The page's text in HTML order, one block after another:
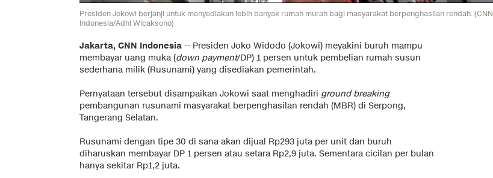
Presiden Jokowi berjanji untuk menyediakan lebih banyak rumah murah bagi masyarakat berpenghasilan rendah. (CNN
Indonesia/Adhi Wicaksono)
Jakarta, CNN Indonesia -- Presiden Joko Widodo (Jokowi) meyakini buruh mampu
membayar uang muka (down payment/DP) 1 persen untuk pembelian rumah susun
sederhana milik (Rusunami) yang disediakan pemerintah.
Pernyataan tersebut disampaikan Jokowi saat menghadiri ground breaking
pembangunan rusunami masyarakat berpenghasilan rendah (MBR) di Serpong,
Tangerang Selatan.
Rusunami dengan tipe 30 di sana akan dijual Rp293 juta per unit dan buruh
diharuskan membayar DP 1 persen atau setara Rp2,9 juta. Sementara cicilan per bulan
hanya sekitar Rp1,2 juta.